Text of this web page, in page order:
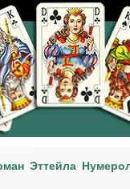
Эттейла